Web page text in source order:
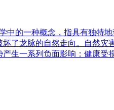
中的一种概念，指具有独
了龙脉的自然走向。自然
生一系列负面影响：健康受